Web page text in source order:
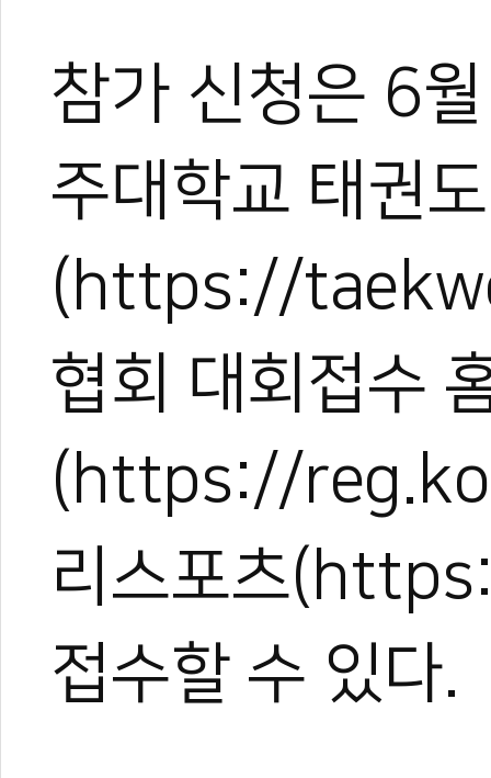
참가 신청은 6
주대학교 태권
(https://
협회 대회접수
(https://
리스포츠
접수할 수 있다.
관련 뉴스
"좋아요가 아닌
케냐 울린 ‘태권
전주대 총장배 5
주요 관광지에
전통의 경희대